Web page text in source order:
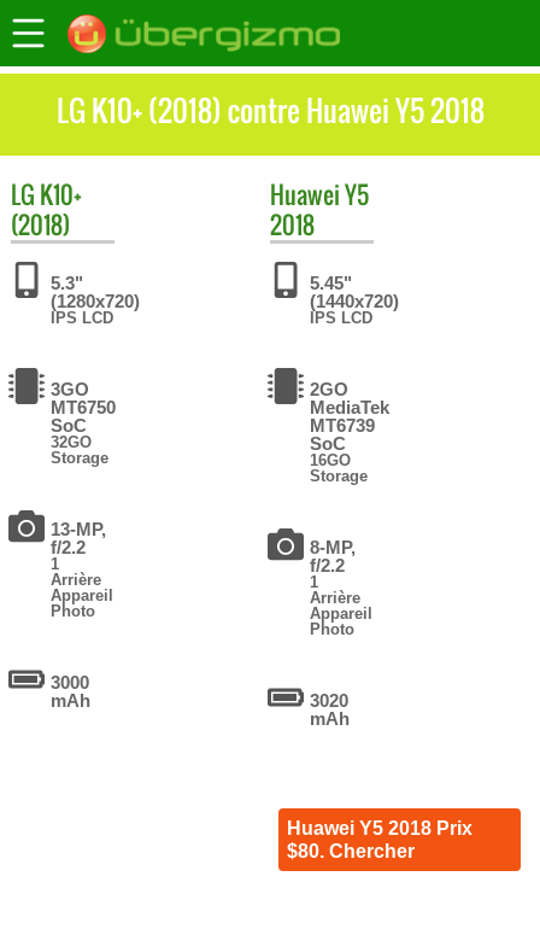
LG K10+ (2018) contre Huawei Y5 2018
LG K10+
(2018)
5.3"
(1280x720)
IPS LCD
3GO
MT6750
SoC
32GO
Storage
13-MP,
f/2.2
1
Arrière
Appareil
Photo
3000
mAh
HuaweiY5
2018
5.45"
(1440x720)
IPS LCD
2GO
MediaTek
MT6739
SoC
16GO
Storage
8-MP,
f/2.2
1
Arrière
Appareil
Photo
3020
mAh
Huawei Y5 2018 Prix
$80. Chercher